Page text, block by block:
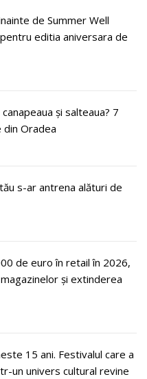
de Summer Well
editia aniversara de
și salteaua? 7
Oradea
s-ar antrena alături de
de euro în retail în 2026,
și extinderea
15 ani. Festivalul care a
un univers cultural revine